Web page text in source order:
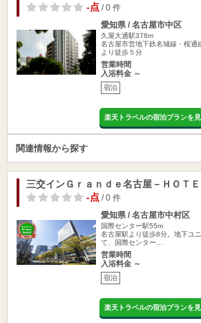
-点 / 0 件
愛知県 / 名古屋市中区
久屋大通駅378m
名古屋市営地下鉄名城線・桜通
より徒歩５分
営業時間
入浴料金 ～
宿泊
楽天トラベルの宿泊プランを
関連情報から探す
三交インＧｒａｎｄｅ名古屋－ＨＯＴ
-点 / 0 件
愛知県 / 名古屋市中村区
国際センター駅55m
名古屋駅より徒歩8分。地下ユ
て、国際センター…
営業時間
入浴料金 ～
宿泊
楽天トラベルの宿泊プランを